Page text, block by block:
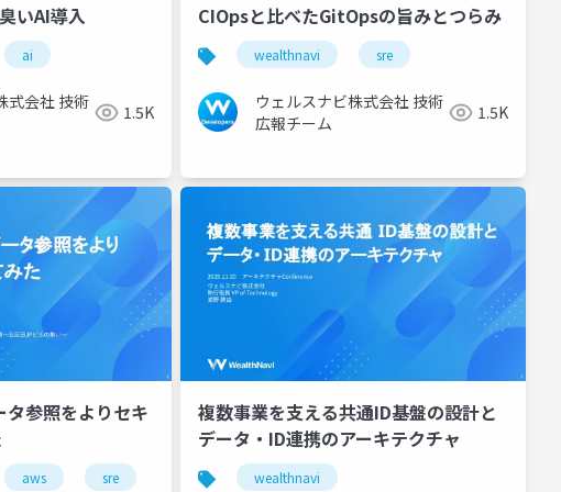
いAI導入
ai
式会社 技術
1.5K
CIOpsと比べたGitOpsの旨みとつらみ
wealthnavi sre
ウェルスナビ株式会社 技術
広報チーム
1.5K
参照をよりセキ
aws sre
複数事業を支える共通ID基盤の設計と
データ・ID連携のアーキテクチャ
wealthnavi